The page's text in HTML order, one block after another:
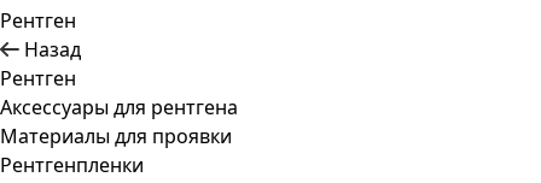
Рентген
Назад
Рентген
Аксессуары для рентгена
Материалы для проявки
Рентгенпленки